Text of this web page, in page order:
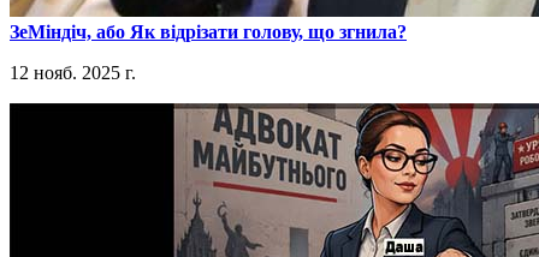
​ЗеМіндіч, або Як відрізати голову, що згнила?
12 нояб. 2025 г.